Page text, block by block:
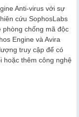
Anti-virus với sự
cứu SophosLabs
chống mã độc
Engine và Avira
truy cập để có
hoặc thêm công nghệ